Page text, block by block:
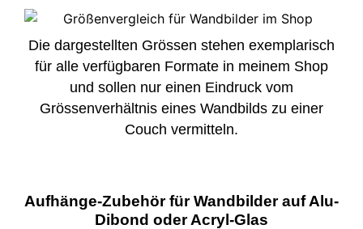
Die dargestellten Grössen stehen exemplarisch
für alle verfügbaren Formate in meinem Shop
und sollen nur einen Eindruck vom
Grössenverhältnis eines Wandbilds zu einer
Couch vermitteln.
Aufhänge-Zubehör für Wandbilder auf Alu-
Dibond oder Acryl-Glas